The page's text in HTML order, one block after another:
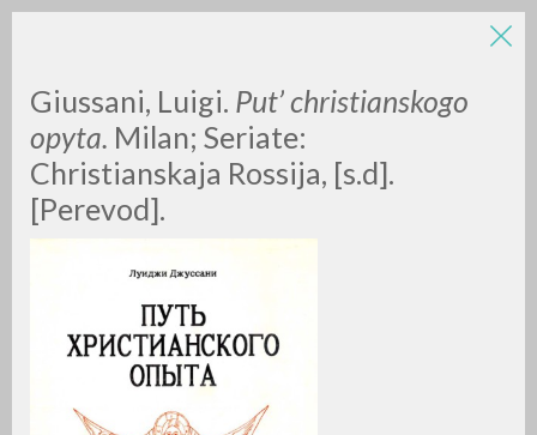
Giussani, Luigi. Put’ christianskogo
opyta. Milan; Seriate:
Christianskaja Rossija, [s.d].
[Perevod].
0RESULTS FOUND